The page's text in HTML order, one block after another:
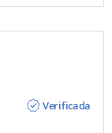
Verificada